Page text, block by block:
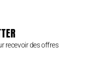
recevoir des offres